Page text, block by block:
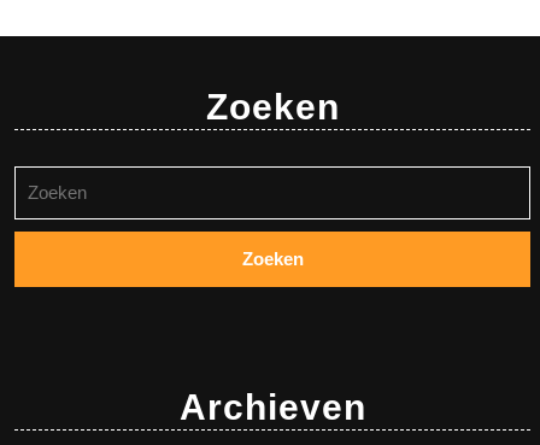
Zoeken
naar:
Archieven